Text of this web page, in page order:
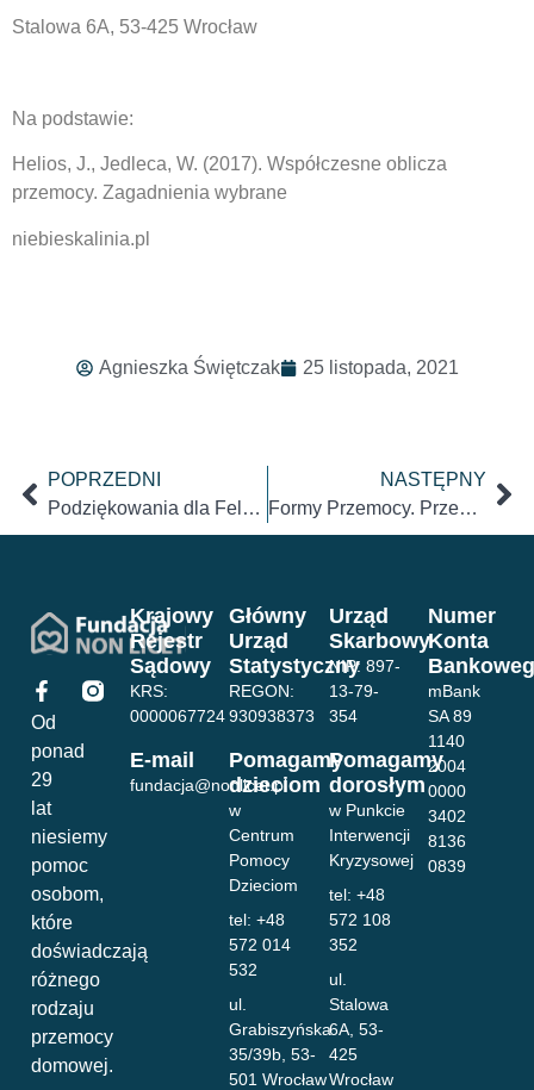
Stalowa 6A, 53-425 Wrocław
Na podstawie:
Helios, J., Jedleca, W. (2017). Współczesne oblicza
przemocy. Zagadnienia wybrane
niebieskalinia.pl
Agnieszka Świętczak 25 listopada, 2021
POPRZEDNI
Podziękowania dla Feldhaus Polska
NASTĘPNY
Formy Przemocy. Przemoc seksualna.
Od
ponad
29
lat
niesiemy
pomoc
osobom,
które
doświadczają
różnego
rodzaju
przemocy
domowej.
Krajowy
Rejestr
Sądowy
KRS:
0000067724
E-mail
fundacja@nonlicet.pl
Główny
Urząd
Statystyczny
REGON:
930938373
Pomagamy
dzieciom
w
Centrum
Pomocy
Dzieciom
tel: +48
572 014
532
ul.
Grabiszyńska
35/39b, 53-
501 Wrocław
Urząd
Skarbowy
NIP: 897-
13-79-
354
Pomagamy
dorosłym
w Punkcie
Interwencji
Kryzysowej
tel: +48
572 108
352
ul.
Stalowa
6A, 53-
425
Wrocław
Numer
Konta
mBank
SA 89
1140
2004
0000
3402
8136
0839